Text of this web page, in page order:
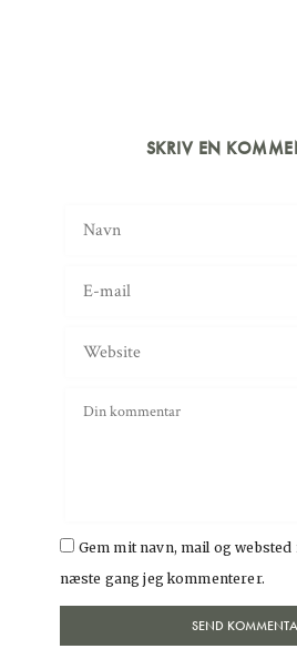
SKRIV EN
Gem mit navn, mail og
næste gang jeg kommenterer.